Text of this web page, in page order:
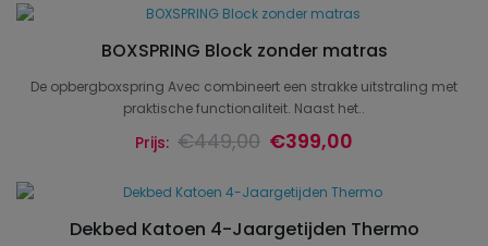
BOXSPRING Block zonder matras
De opbergboxspring Avec combineert een strakke uitstraling met
praktische functionaliteit. Naast het..
Prijs: €449,00 €399,00
Dekbed Katoen 4-Jaargetijden Thermo